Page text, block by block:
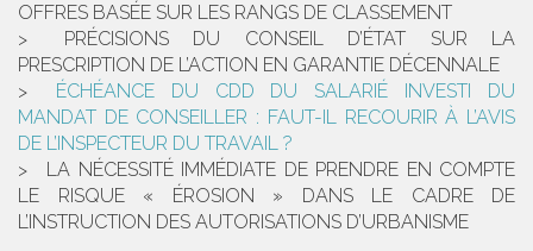
OFFRES BASÉE SUR LES RANGS DE CLASSEMENT
PRÉCISIONS DU CONSEIL D’ÉTAT SUR LA
PRESCRIPTION DE L’ACTION EN GARANTIE DÉCENNALE
ÉCHÉANCE DU CDD DU SALARIÉ INVESTI DU
MANDAT DE CONSEILLER : FAUT-IL RECOURIR À L’AVIS
DE L’INSPECTEUR DU TRAVAIL ?
LA NÉCESSITÉ IMMÉDIATE DE PRENDRE EN COMPTE
LE RISQUE « ÉROSION » DANS LE CADRE DE
L’INSTRUCTION DES AUTORISATIONS D’URBANISME